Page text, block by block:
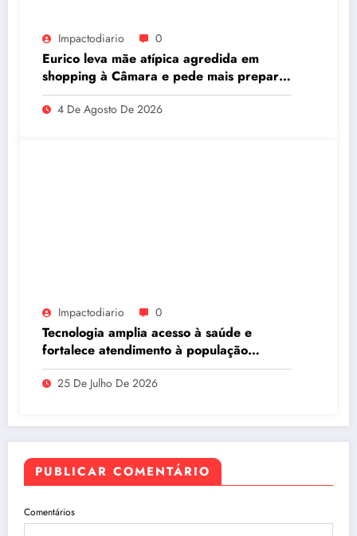
Impactodiario 0
Eurico leva mãe atípica agredida em
shopping à Câmara e pede mais preparo
dos estabelecimentos para acolher
autistas
4 De Agosto De 2026
Impactodiario 0
Tecnologia amplia acesso à saúde e
fortalece atendimento à população
ribeirinha de Manaus
25 De Julho De 2026
PUBLICAR COMENTÁRIO
Comentários